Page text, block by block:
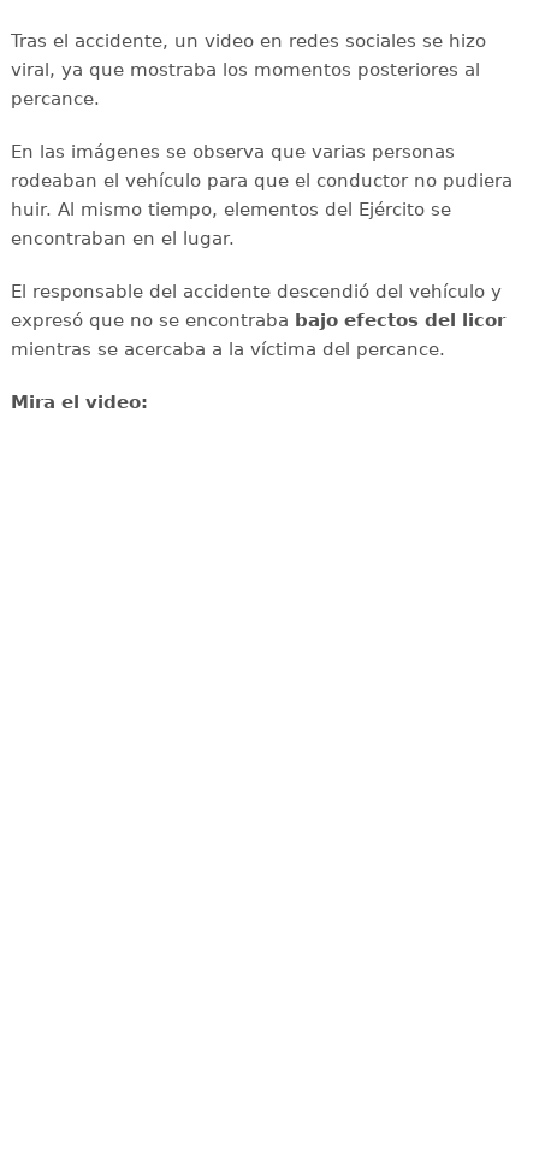
Tras el accidente, un video en redes sociales se hizo
viral, ya que mostraba los momentos posteriores al
percance.
En las imágenes se observa que varias personas
rodeaban el vehículo para que el conductor no pudiera
huir. Al mismo tiempo, elementos del Ejército se
encontraban en el lugar.
El responsable del accidente descendió del vehículo y
expresó que no se encontraba bajo efectos del licor
mientras se acercaba a la víctima del percance.
Mira el video: